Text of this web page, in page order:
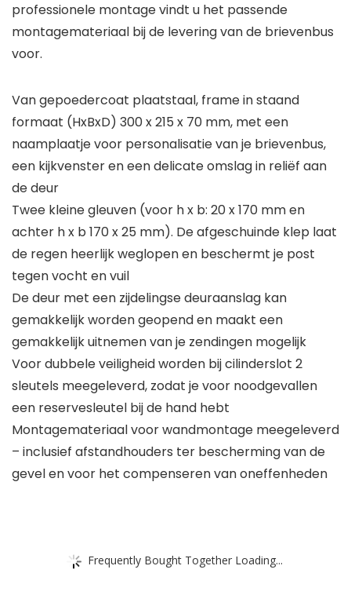
professionele montage vindt u het passende
montagemateriaal bij de levering van de brievenbus
voor.
Van gepoedercoat plaatstaal, frame in staand
formaat (HxBxD) 300 x 215 x 70 mm, met een
naamplaatje voor personalisatie van je brievenbus,
een kijkvenster en een delicate omslag in reliëf aan
de deur
Twee kleine gleuven (voor h x b: 20 x 170 mm en
achter h x b 170 x 25 mm). De afgeschuinde klep laat
de regen heerlijk weglopen en beschermt je post
tegen vocht en vuil
De deur met een zijdelingse deuraanslag kan
gemakkelijk worden geopend en maakt een
gemakkelijk uitnemen van je zendingen mogelijk
Voor dubbele veiligheid worden bij cilinderslot 2
sleutels meegeleverd, zodat je voor noodgevallen
een reservesleutel bij de hand hebt
Montagemateriaal voor wandmontage meegeleverd
– inclusief afstandhouders ter bescherming van de
gevel en voor het compenseren van oneffenheden
Frequently Bought Together Loading...